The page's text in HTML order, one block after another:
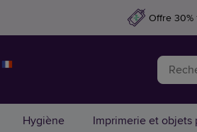
Offre 30%
Hygiène Imprimerie et objets